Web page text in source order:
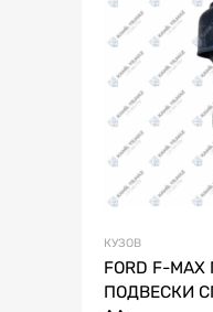
КУЗОВ
FORD F-
ПОДВЕСКИ